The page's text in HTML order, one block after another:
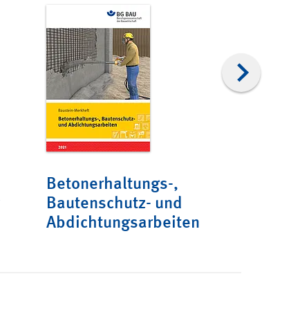
Betonerhaltungs-,
Bautenschutz- und
Abdichtungsarbeiten